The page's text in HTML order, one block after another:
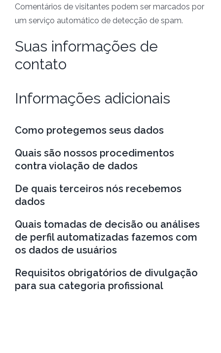
Comentários de visitantes podem ser marcados por
um serviço automático de detecção de spam.
Suas informações de
contato
Informações adicionais
Como protegemos seus dados
Quais são nossos procedimentos
contra violação de dados
De quais terceiros nós recebemos
dados
Quais tomadas de decisão ou análises
de perfil automatizadas fazemos com
os dados de usuários
Requisitos obrigatórios de divulgação
para sua categoria profissional